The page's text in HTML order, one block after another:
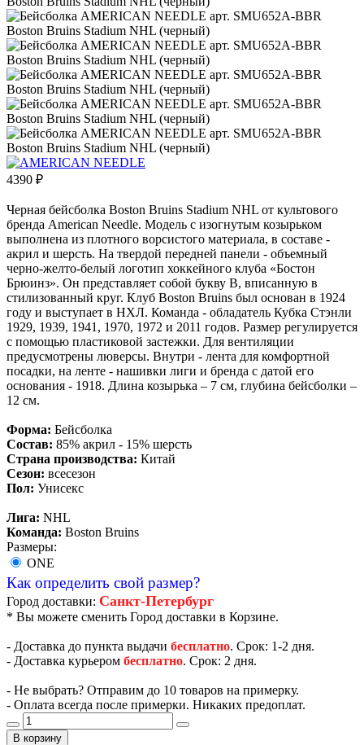
4390 ₽
Черная бейсболка Boston Bruins Stadium NHL от культового
бренда American Needle. Модель с изогнутым козырьком
выполнена из плотного ворсистого материала, в составе -
акрил и шерсть. На твердой передней панели - объемный
черно-желто-белый логотип хоккейного клуба «Бостон
Брюинз». Он представляет собой букву B, вписанную в
стилизованный круг. Клуб Boston Bruins был основан в 1924
году и выступает в НХЛ. Команда - обладатель Кубка Стэнли
1929, 1939, 1941, 1970, 1972 и 2011 годов. Размер регулируется
с помощью пластиковой застежки. Для вентиляции
предусмотрены люверсы. Внутри - лента для комфортной
посадки, на ленте - нашивки лиги и бренда с датой его
основания - 1918. Длина козырька – 7 см, глубина бейсболки –
12 см.
Форма: Бейсболка
Состав: 85% акрил - 15% шерсть
Страна производства: Китай
Сезон: всесезон
Пол: Унисекс
Лига: NHL
Команда: Boston Bruins
Размеры:
ONE
Как определить свой размер?
Город доставки: Санкт-Петербург
* Вы можете сменить Город доставки в Корзине.
- Доставка до пункта выдачи бесплатно. Срок: 1-2 дня.
- Доставка курьером бесплатно. Срок: 2 дня.
- Не выбрать? Отправим до 10 товаров на примерку.
- Оплата всегда после примерки. Никаких предоплат.
В корзину